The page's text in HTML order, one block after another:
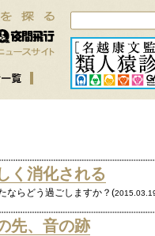
く消化される
ならどう過ごしますか？(
先、音の跡